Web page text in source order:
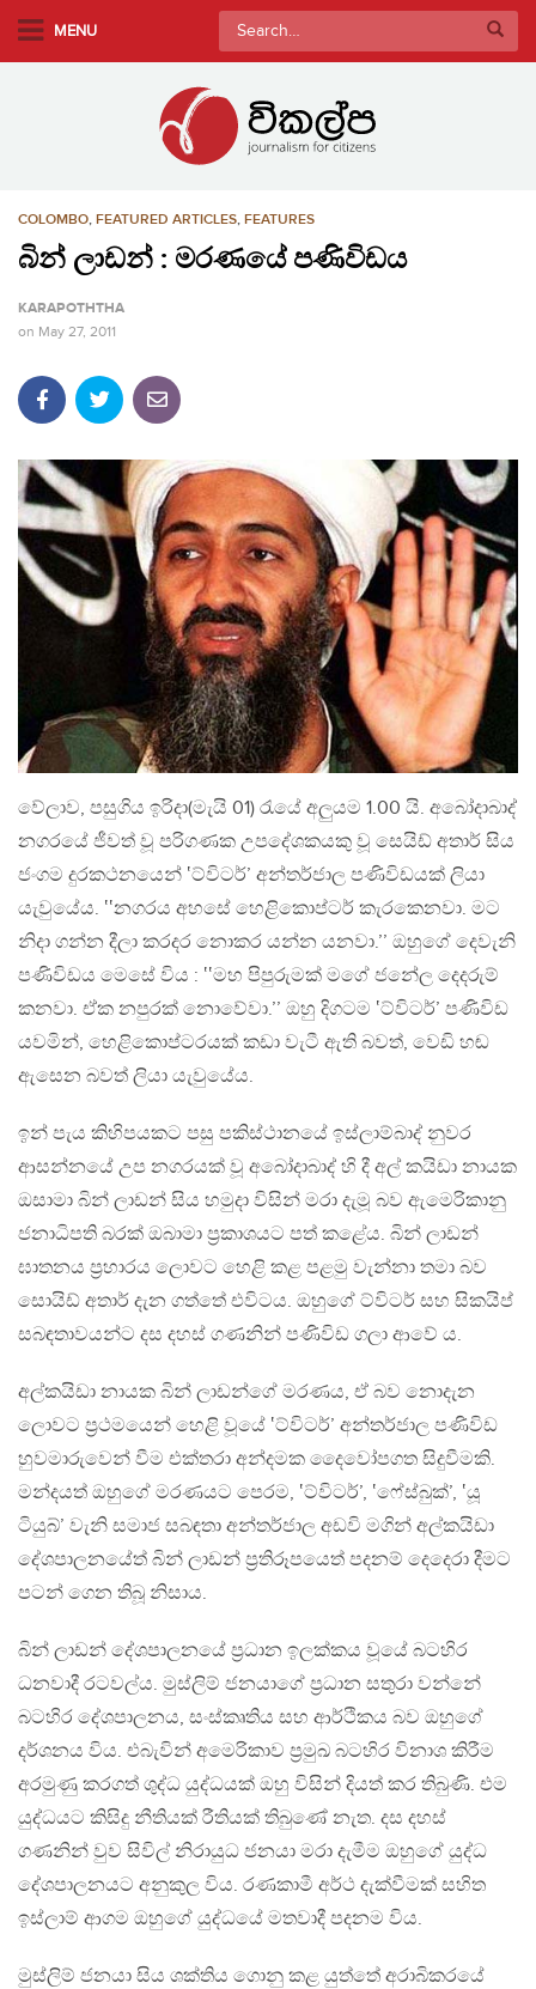
MENU
Search
for:
COLOMBO, FEATURED ARTICLES, FEATURES
බින් ලාඩන් : මරණයේ පණිවිඩය
KARAPOTHTHA
on May 27, 2011
වේලාව, පසුගිය ඉරිදා(මැයි 01) රැයේ අලුයම 1.00 යි. අබෝදාබාද්
නගරයේ ජීවත් වූ පරිගණක උපදේශකයකු වූ සෙයිඩ් අතාර් සිය
ජංගම දුරකථනයෙන් ‛ට්විටර්’ අන්තර්ජාල පණිවිඩයක් ලියා
යැවුයේය. ‛‛නගරය අහසේ හෙළිකොප්ටර් කැරකෙනවා. මට
නිදා ගන්න දීලා කරදර නොකර යන්න යනවා.’’ ඔහුගේ දෙවැනි
පණිවිඩය මෙසේ විය : ‛‛මහ පිපුරුමක් මගේ ජනේල දෙදරුම්
කනවා. ඒක නපුරක් නොවේවා.’’ ඔහු දිගටම ‛ට්විටර්’ පණිවිඩ
යවමින්, හෙළිකොප්ටරයක් කඩා වැටී ඇති බවත්, වෙඩි හඬ
ඇසෙන බවත් ලියා යැවුයේය.
ඉන් පැය කිහිපයකට පසු පකිස්ථානයේ ඉස්ලාම්බාද් නුවර
ආසන්නයේ උප නගරයක් වූ අබෝදාබාද් හි දී අල් කයිඩා නායක
ඔසාමා බින් ලාඩන් සිය හමුදා විසින් මරා දැමූ බව ඇමෙරිකානු
ජනාධිපති බරක් ඔබාමා ප්‍රකාශයට පත් කළේය. බින් ලාඩන්
ඝාතනය ප්‍රහාරය ලොවට හෙළි කළ පළමු වැන්නා තමා බව
සොයිඩ් අතාර් දැන ගත්තේ එවිටය. ඔහුගේ ට්විටර් සහ සිකයිප්
සබඳතාවයන්ට දස දහස් ගණනින් පණිවිඩ ගලා ආවේ ය.
අල්කයිඩා නායක බින් ලාඩන්ගේ මරණය, ඒ බව නොදැන
ලොවට ප්‍රථමයෙන් හෙළි වූයේ ‛ට්විටර්’ අන්තර්ජාල පණිවිඩ
හුවමාරුවෙන් වීම එක්තරා අන්දමක දෛවෝපගත සිදුවීමකි.
මන්දයත් ඔහුගේ මරණයට පෙරම, ‛ට්විටර්’, ‛ෆේස්බුක්’, ‛යූ
ටියුබ්’ වැනි සමාජ සබඳතා අන්තර්ජාල අඩවි මගින් අල්කයිඩා
දේශපාලනයේත් බින් ලාඩන් ප්‍රතිරූපයෙත් පදනම් දෙදෙරා දීමට
පටන් ගෙන තිබූ නිසාය.
බින් ලාඩන් දේශපාලනයේ ප්‍රධාන ඉලක්කය වූයේ බටහිර
ධනවාදී රටවල්ය. මුස්ලිම් ජනයාගේ ප්‍රධාන සතුරා වන්නේ
බටහිර දේශපාලනය, සංස්කෘතිය සහ ආර්ථිකය බව ඔහුගේ
දර්ශනය විය. එබැවින් අමෙරිකාව ප්‍රමුඛ බටහිර විනාශ කිරීම
අරමුණු කරගත් ශුද්ධ යුද්ධයක් ඔහු විසින් දියත් කර තිබුණි. එම
යුද්ධයට කිසිදු නීතියක් රීතියක් තිබුණේ නැත. දස දහස්
ගණනින් වුව සිවිල් නිරායුධ ජනයා මරා දැමීම ඔහුගේ යුද්ධ
දේශපාලනයට අනුකුල විය. රණකාමී අර්ථ දැක්වීමක් සහිත
ඉස්ලාම් ආගම ඔහුගේ යුද්ධයේ මතවාදී පදනම විය.
මුස්ලිම් ජනයා සිය ශක්තිය ගොනු කළ යුත්තේ අරාබිකරයේ